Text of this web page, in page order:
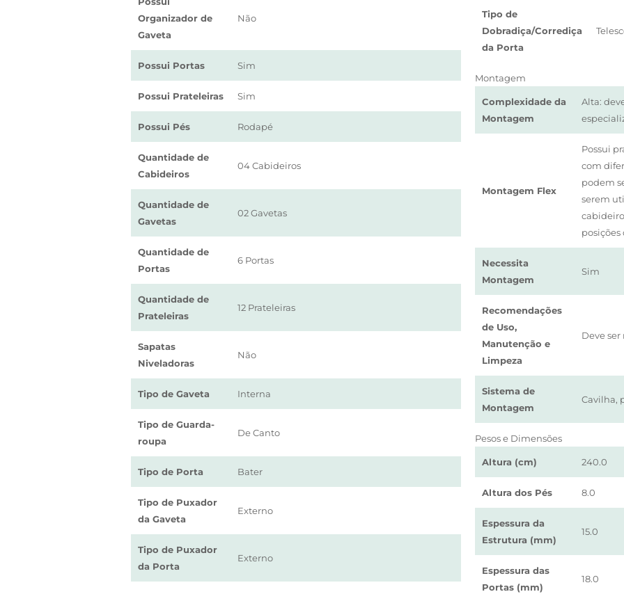
Organizador de
Gaveta
Não
Possui Portas Sim
Possui Prateleiras Sim
Possui Pés Rodapé
Quantidade de
Cabideiros
04 Cabideiros
Quantidade de
Gavetas
02 Gavetas
Quantidade de
Portas
6 Portas
Quantidade de
Prateleiras
12 Prateleiras
Sapatas
Niveladoras
Não
Tipo de Gaveta Interna
Tipo de Guarda-
roupa
De Canto
Tipo de Porta Bater
Tipo de Puxador
da Gaveta
Externo
Tipo de Puxador
da Porta
Externo
Tipo de
Dobradiça/Corrediça
da Porta
Montagem
Complexidade da
Montagem
Alta:
Montagem Flex
Possui
com
podem
serem
Necessita
Montagem
Sim
Recomendações
de Uso,
Manutenção e
Limpeza
Deve
Sistema de
Montagem
Cavilha,
Pesos e Dimensões
Altura (cm) 240.0
Altura dos Pés 8.0
Espessura da
Estrutura (mm)
15.0
Espessura das
Portas (mm)
18.0